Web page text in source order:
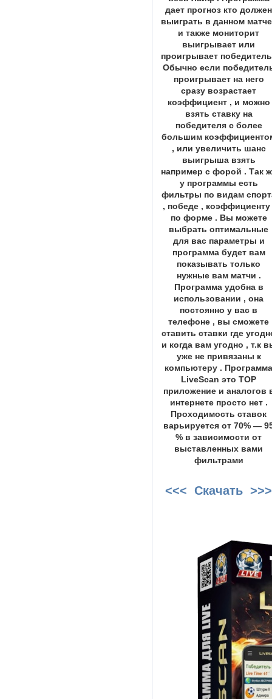
дает прогноз кто должен
выиграть в данном
и также мониторит
выигрывает или
проигрывает
Обычно если
проигрывает на него
сразу возрастает
коэффициент , и можно
взять ставку на
победителя с более
большим
, или увеличить шанс
выигрыша взять
например с форой . Так
у программы есть
фильтры по видам
, победе , коэффициенту
по форме . Вы можете
выбрать оптимальные
для вас параметры и
программа будет вам
показывать только
нужные вам матчи .
Программа удобна в
использовании , она
постоянно у вас в
телефоне , вы сможете
ставить ставки где
и когда вам угодно , т.к
уже не привязаны к
компьютеру .
LiveScan это ТОР
приложение и аналогов
интернете просто нет .
Проходимость ставок
варьируется от 70% —
% в зависимости от
выставленных вами
фильтрами
<<< Скачать >>>